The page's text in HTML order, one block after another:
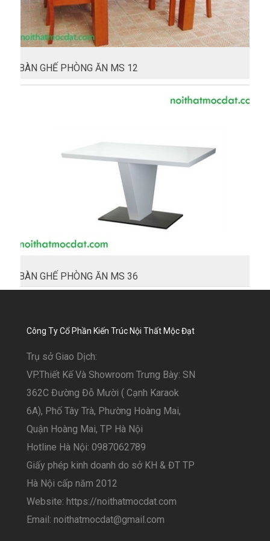
BÀN GHẾ PHÒNG ĂN MS 12
BÀN GHẾ PHÒNG ĂN MS 36
Công Ty Cổ Phần Kiến Trúc Nội Thất Mộc Đạt
Trụ sở Giao Dịch:
VP.Thiết Kế Và Showroom Trưng Bày: SN
362C Đường Đỗ Mười ( Cạnh Karaok
6A), Phố Tây Trà, Phường Hoàng Mai,
Quận Hoàng Mai, TP Hà Nội
Hotline Hà Nội: 0987062789
Giấy phép kinh doanh do sở KH & ĐT TP
Hà Nội cấp năm 2012
Website: https://noithatmocdat.com
Email: noithatmocdat@gmail.com